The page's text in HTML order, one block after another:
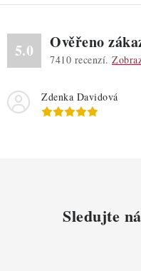
v
ý
i
s
u
5.0 Ověřeno
7410 recenzí.
Zdenka Davidová
Sledujte